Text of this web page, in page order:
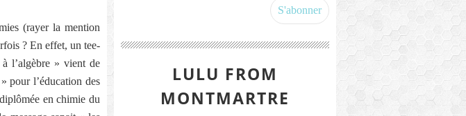
(rayer la mention
? En effet, un tee-
l’algèbre » vient de
pour l’éducation des
en chimie du
LULU FROM
MONTMARTRE